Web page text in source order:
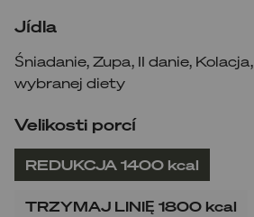
Jídla
Śniadanie,Zupa, II danie, Kolacja,
wybranej diety
Velikosti porcí
REDUKCJA 1400 kcal
TRZYMAJ LINIĘ 1800 kcal